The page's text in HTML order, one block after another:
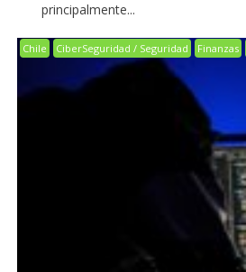
principalmente...
Chile CiberSeguridad / Seguridad Finanzas